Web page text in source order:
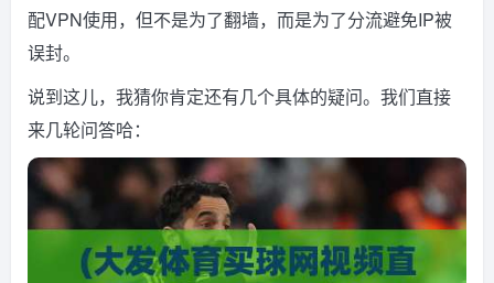
配VPN使用，但不是为了翻墙，而是为了分流避免IP被
误封。
说到这儿，我猜你肯定还有几个具体的疑问。我们直接
来几轮问答哈：